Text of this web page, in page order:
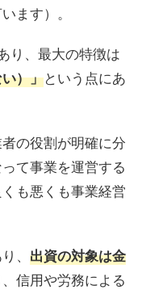
ます）。
り、最大の特徴は
）」という点にあ
の役割が明確に分
て事業を運営する
も悪くも事業経営
、 出資の対象は金
信用や労務による